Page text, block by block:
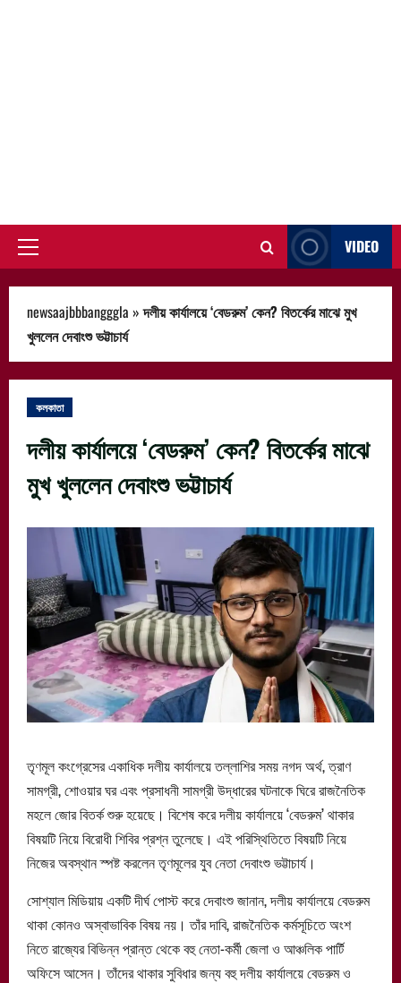
Primary
VIDEO
newsaajbbbangggla »দলীয় কার্যালয়ে ‘বেডরুম’ কেন? বিতর্কের মাঝে মুখ
খুললেন দেবাংশু ভট্টাচার্য
কলকাতা
দলীয় কার্যালয়ে ‘বেডরুম’ কেন? বিতর্কের মাঝে
মুখ খুললেন দেবাংশু ভট্টাচার্য
তৃণমূল কংগ্রেসের একাধিক দলীয় কার্যালয়ে তল্লাশির সময় নগদ অর্থ, ত্রাণ
সামগ্রী, শোওয়ার ঘর এবং প্রসাধনী সামগ্রী উদ্ধারের ঘটনাকে ঘিরে রাজনৈতিক
মহলে জোর বিতর্ক শুরু হয়েছে। বিশেষ করে দলীয় কার্যালয়ে ‘বেডরুম’ থাকার
বিষয়টি নিয়ে বিরোধী শিবির প্রশ্ন তুলেছে। এই পরিস্থিতিতে বিষয়টি নিয়ে
নিজের অবস্থান স্পষ্ট করলেন তৃণমূলের যুব নেতা দেবাংশু ভট্টাচার্য।
সোশ্যাল মিডিয়ায় একটি দীর্ঘ পোস্ট করে দেবাংশু জানান, দলীয় কার্যালয়ে বেডরুম
থাকা কোনও অস্বাভাবিক বিষয় নয়। তাঁর দাবি, রাজনৈতিক কর্মসূচিতে অংশ
নিতে রাজ্যের বিভিন্ন প্রান্ত থেকে বহু নেতা-কর্মী জেলা ও আঞ্চলিক পার্টি
অফিসে আসেন। তাঁদের থাকার সুবিধার জন্য বহু দলীয় কার্যালয়ে বেডরুম ও